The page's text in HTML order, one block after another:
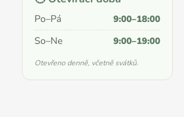
Po–Pá 9:00–18:00
So–Ne 9:00–19:00
Otevřeno denně, včetně svátků.